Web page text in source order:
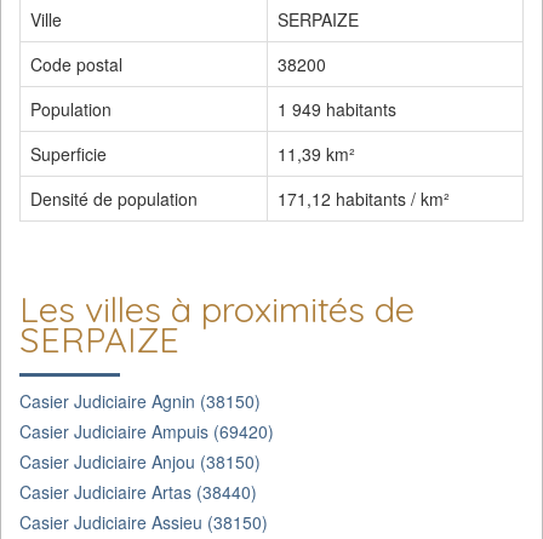
Ville
SERPAIZE
Code postal
38200
Population
1 949 habitants
Superficie
11,39 km²
Densité de population
171,12 habitants / km²
Les villes à proximités de
SERPAIZE
Casier Judiciaire Agnin (38150)
Casier Judiciaire Ampuis (69420)
Casier Judiciaire Anjou (38150)
Casier Judiciaire Artas (38440)
Casier Judiciaire Assieu (38150)